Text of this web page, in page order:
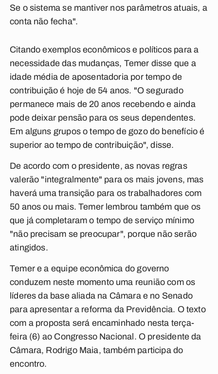
Se o sistema se mantiver nos parâmetros atuais, a
conta não fecha".
Citando exemplos econômicos e políticos para a
necessidade das mudanças, Temer disse que a
idade média de aposentadoria por tempo de
contribuição é hoje de 54 anos. "O segurado
permanece mais de 20 anos recebendo e ainda
pode deixar pensão para os seus dependentes.
Em alguns grupos o tempo de gozo do benefício é
superior ao tempo de contribuição", disse.
De acordo com o presidente, as novas regras
valerão "integralmente" para os mais jovens, mas
haverá uma transição para os trabalhadores com
50 anos ou mais. Temer lembrou também que os
que já completaram o tempo de serviço mínimo
"não precisam se preocupar", porque não serão
atingidos.
Temer e a equipe econômica do governo
conduzem neste momento uma reunião com os
líderes da base aliada na Câmara e no Senado
para apresentar a reforma da Previdência. O texto
com a proposta será encaminhado nesta terça-
feira (6) ao Congresso Nacional. O presidente da
Câmara, Rodrigo Maia, também participa do
encontro.